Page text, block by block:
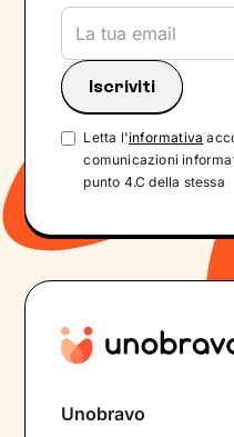
Letta l'informativa
comunicazioni
punto 4.C della stessa
Unobravo